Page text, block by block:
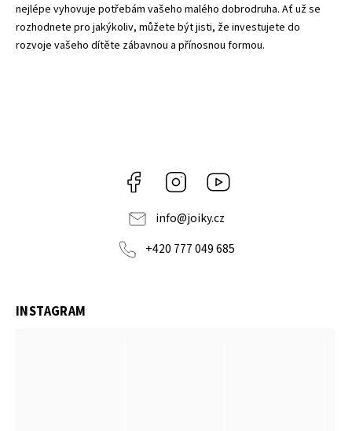
nejlépe vyhovuje potřebám vašeho malého dobrodruha. Ať už se
rozhodnete pro jakýkoliv, můžete být jisti, že investujete do
rozvoje vašeho dítěte zábavnou a přínosnou formou.
Facebook Instagram
info@joiky.cz
+420 777 049 685
INSTAGRAM